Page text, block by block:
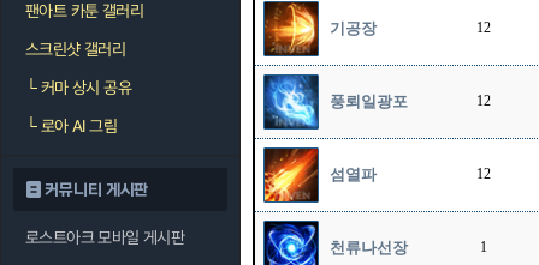
팬아트 카툰 갤러리
스크린샷 갤러리
└커마 상시 공유
└로아 AI 그림
커뮤니티 게시판
로스트아크 모바일 게시판
기공장 12
풍뢰일광포 12
섬열파 12
천류나선장 1